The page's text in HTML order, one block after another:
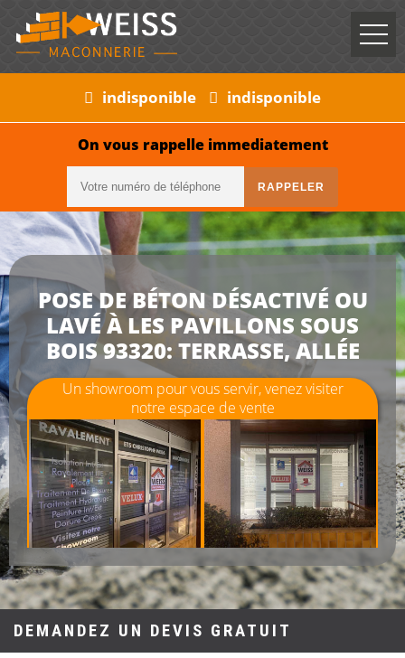
indisponible indisponible
On vous rappelle immediatement
POSE DE BÉTON DÉSACTIVÉ OU
LAVÉ À LES PAVILLONS SOUS
BOIS 93320: TERRASSE, ALLÉE
Un showroom pour vous servir, venez visiter
notre espace de vente
DEMANDEZ UN DEVIS GRATUIT